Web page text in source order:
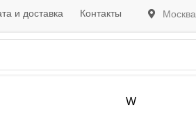
Москва
и доставка Контакты
W